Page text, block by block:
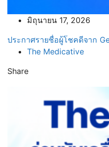
มิถุนายน 17, 2026
ประกาศรายชื่อผู้โชคดีจาก
The Medicative
Share